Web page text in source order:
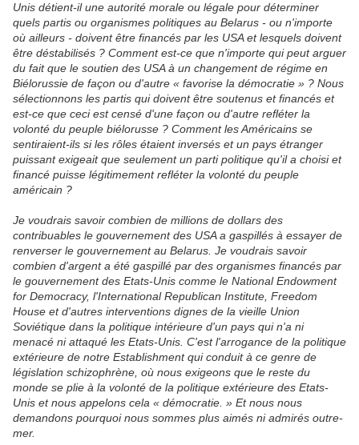
Unis détient-il une autorité morale ou légale pour déterminer
quels partis ou organismes politiques au Belarus - ou n'importe
où ailleurs - doivent être financés par les USA et lesquels doivent
être déstabilisés ? Comment est-ce que n'importe qui peut arguer
du fait que le soutien des USA à un changement de régime en
Biélorussie de façon ou d'autre « favorise la démocratie » ? Nous
sélectionnons les partis qui doivent être soutenus et financés et
est-ce que ceci est censé d'une façon ou d'autre refléter la
volonté du peuple biélorusse ? Comment les Américains se
sentiraient-ils si les rôles étaient inversés et un pays étranger
puissant exigeait que seulement un parti politique qu'il a choisi et
financé puisse légitimement refléter la volonté du peuple
américain ?
Je voudrais savoir combien de millions de dollars des
contribuables le gouvernement des USA a gaspillés à essayer de
renverser le gouvernement au Belarus. Je voudrais savoir
combien d'argent a été gaspillé par des organismes financés par
le gouvernement des Etats-Unis comme le National Endowment
for Democracy, l'International Republican Institute, Freedom
House et d'autres interventions dignes de la vieille Union
Soviétique dans la politique intérieure d'un pays qui n'a ni
menacé ni attaqué les Etats-Unis. C'est l'arrogance de la politique
extérieure de notre Establishment qui conduit à ce genre de
législation schizophrène, où nous exigeons que le reste du
monde se plie à la volonté de la politique extérieure des Etats-
Unis et nous appelons cela « démocratie. » Et nous nous
demandons pourquoi nous sommes plus aimés ni admirés outre-
mer.